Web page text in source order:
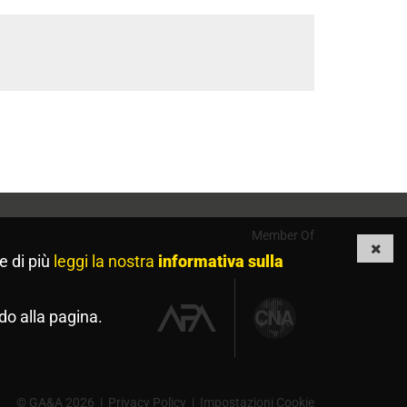
Member Of
© GA&A 2026 | Privacy Policy | Impostazioni Cookie
di più leggi la nostra informativa sulla
alla pagina.